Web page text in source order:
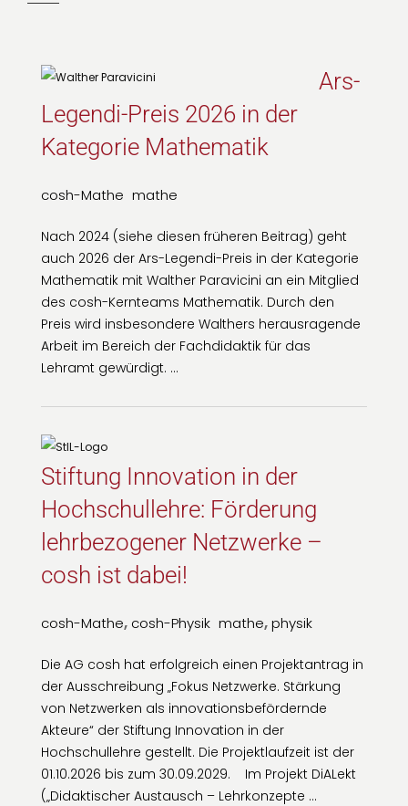
Ars-
Legendi-Preis 2026 in der
Kategorie Mathematik
cosh-Mathe mathe
Nach 2024 (siehe diesen früheren Beitrag) geht
auch 2026 der Ars-Legendi-Preis in der Kategorie
Mathematik mit Walther Paravicini an ein Mitglied
des cosh-Kernteams Mathematik. Durch den
Preis wird insbesondere Walthers herausragende
Arbeit im Bereich der Fachdidaktik für das
Lehramt gewürdigt. …
Stiftung Innovation in der
Hochschullehre: Förderung
lehrbezogener Netzwerke –
cosh ist dabei!
cosh-Mathe, cosh-Physik mathe,physik
Die AG cosh hat erfolgreich einen Projektantrag in
der Ausschreibung „Fokus Netzwerke. Stärkung
von Netzwerken als innovationsbefördernde
Akteure“ der Stiftung Innovation in der
Hochschullehre gestellt. Die Projektlaufzeit ist der
01.10.2026 bis zum 30.09.2029. Im Projekt DiALekt
(„Didaktischer Austausch – Lehrkonzepte …